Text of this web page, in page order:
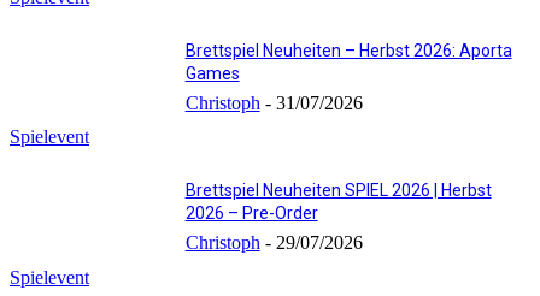
Spielevent
Brettspiel Neuheiten – Herbst 2026: Aporta
Games
Christoph - 31/07/2026
Spielevent
Brettspiel Neuheiten SPIEL 2026 | Herbst
2026 – Pre-Order
Christoph - 29/07/2026